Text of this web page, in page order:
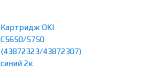
Картридж OKI
C5650/5750
(43872323/43872307)
синий 2к